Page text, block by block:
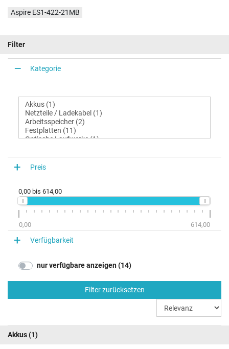
Aspire ES1-422-21MB
Filter
Kategorie
Preis
0,00 bis 614,00
0,00 614,00
Verfügbarkeit
nur verfügbare anzeigen (14)
Filter zurücksetzen
Akkus(1)